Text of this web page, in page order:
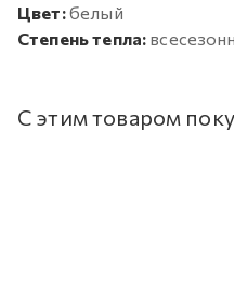
Цвет:белый
Степень тепла:
С этим товаром